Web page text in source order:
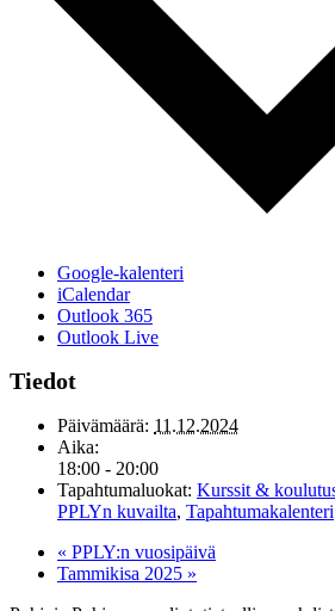
Google-kalenteri
iCalendar
Outlook 365
Outlook Live
Tiedot
Päivämäärä: 11.12.2024
Aika:
18:00 - 20:00
Tapahtumaluokat: Kurssit &
PPLYn kuvailta, Tapahtumakalenteri
« PPLY:n vuosipäivä
Tammikisa 2025 »